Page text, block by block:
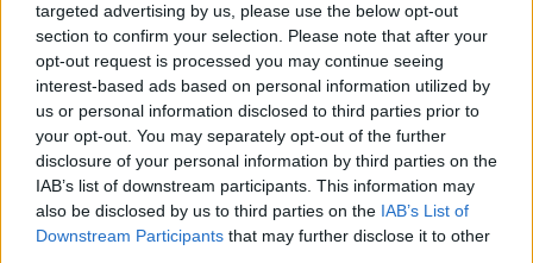
targeted advertising by us, please use the below opt-out
section to confirm your selection. Please note that after your
opt-out request is processed you may continue seeing
interest-based ads based on personal information utilized by
us or personal information disclosed to third parties prior to
your opt-out. You may separately opt-out of the further
disclosure of your personal information by third parties on the
IAB’s list of downstream participants. This information may
also be disclosed by us to third parties on the IAB’s List of
Downstream Participants that may further disclose it to other
Az EMI csőd közeli helyzete miatt kénytelen eladni a
stúdiókat, mivel a cég az elmúlt üzleti évben több mint 500
milliárd forintnyi veszteséget halmozott föl, és tőkére van
szüksége az összeomlás elkerüléséhez. A stúdiókból több
tízmillió fontos bevételt érhet el a vállalat.
Az EMI elődje, a Gramophone Company a második
világháború idején propagandacélokra használta a stúdiókat,